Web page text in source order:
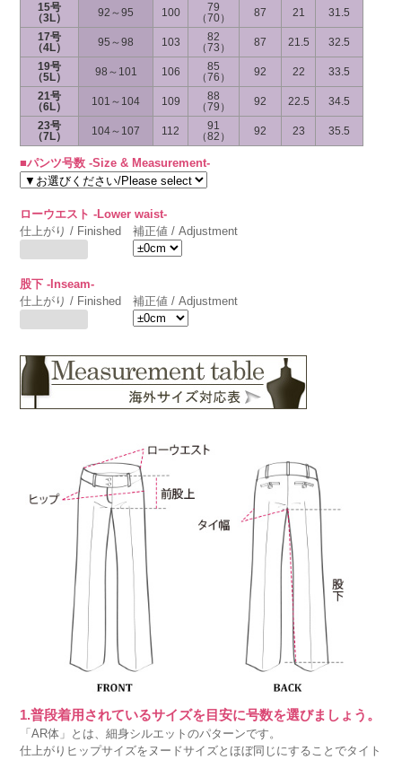
15号
（3L）
92～95 100
79
（70）
87 21
31.5
17号
（4L）
95～98 103
82
（73）
87 21.5
32.5
19号
（5L）
98～101 106
85
（76）
92 22
33.5
21号
（6L）
101～104 109
88
（79）
92 22.5
34.5
23号
（7L）
104～107 112
91
（82）
92 23 35.5
■パンツ号数 -Size & Measurement-
ローウエスト -Lower waist-
仕上がり / Finished
補正値 / Adjustment
股下 -Inseam-
仕上がり / Finished
補正値 / Adjustment
1.普段着用されているサイズを目安に号数を選びましょう。
「AR体」とは、細身シルエットのパターンです。
仕上がりヒップサイズをヌードサイズとほぼ同じにすることでタイト